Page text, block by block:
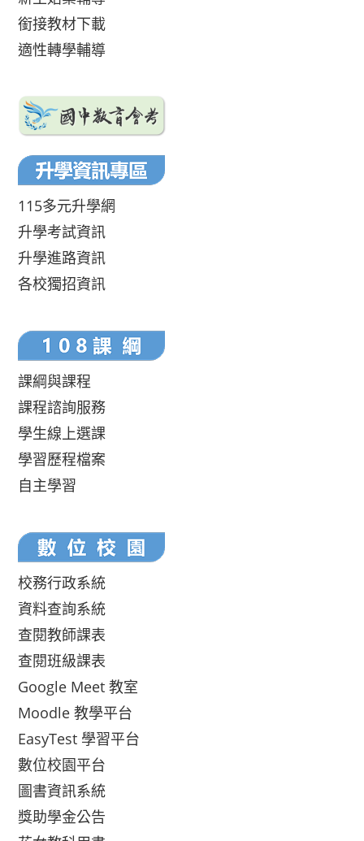
銜接教材下載
適性轉學輔導
115多元升學網
升學考試資訊
升學進路資訊
各校獨招資訊
課綱與課程
課程諮詢服務
學生線上選課
學習歷程檔案
自主學習
校務行政系統
資料查詢系統
查閱教師課表
查閱班級課表
Google Meet 教室
Moodle 教學平台
EasyTest 學習平台
數位校園平台
圖書資訊系統
獎助學金公告